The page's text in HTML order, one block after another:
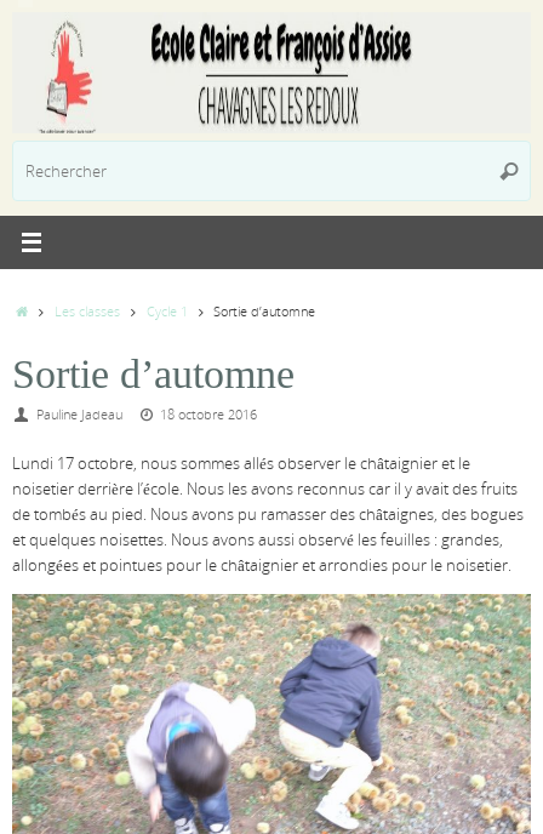
contenu
:
AccueilLes classes Cycle 1 Sortie d’automne
Sortie d’automne
Pauline Jadeau 18 octobre 2016
Lundi 17 octobre, nous sommes allés observer le châtaignier et le
noisetier derrière l’école. Nous les avons reconnus car il y avait des fruits
de tombés au pied. Nous avons pu ramasser des châtaignes, des bogues
et quelques noisettes. Nous avons aussi observé les feuilles : grandes,
allongées et pointues pour le châtaignier et arrondies pour le noisetier.